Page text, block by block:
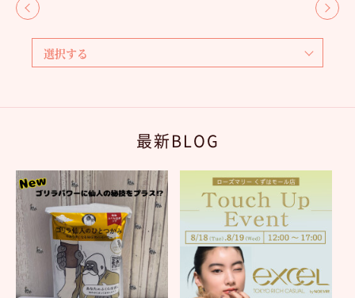
最新BLOG